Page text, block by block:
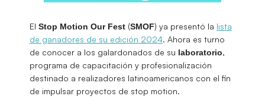
El Stop Motion Our Fest (SMOF) ya presentó la lista
de ganadores de su edición 2024. Ahora es turno
de conocer a los galardonados de su laboratorio,
programa de capacitación y profesionalización
destinado a realizadores latinoamericanos con el fin
de impulsar proyectos de stop motion.